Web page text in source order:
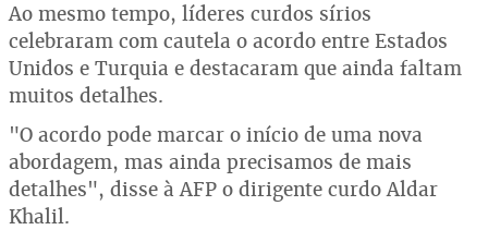
Ao mesmo tempo, líderes curdos sírios
celebraram com cautela o acordo entre Estados
Unidos e Turquia e destacaram que ainda faltam
muitos detalhes.
"O acordo pode marcar o início de uma nova
abordagem, mas ainda precisamos de mais
detalhes", disse à AFP o dirigente curdo Aldar
Khalil.